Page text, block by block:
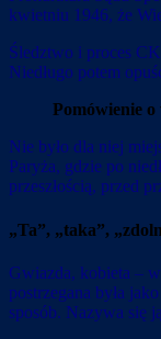
kwietniu 1946, że
Śledztwo i proces
Niedługo potem
Pomówienie o
Nie było dla niej
Paryża, gdzie po
przeszłością, przed
„Ta”, „taka”,
Gwiazda, kobieta –
postrzegana była
sposób. Nazywa się